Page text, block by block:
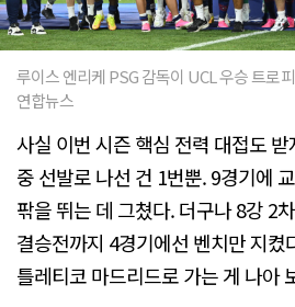
루이스 엔리케 PSG 감독이 UCL 우승 트로
연합뉴스
사실 이번 시즌 핵심 전력 대접도
중 선발로 나선 건 1번뿐. 9경기에
팎을 뛰는 데 그쳤다. 더구나 8강 2
결승전까지 4경기에선 벤치만 지켰
틀레티코 마드리드로 가는 게 나아